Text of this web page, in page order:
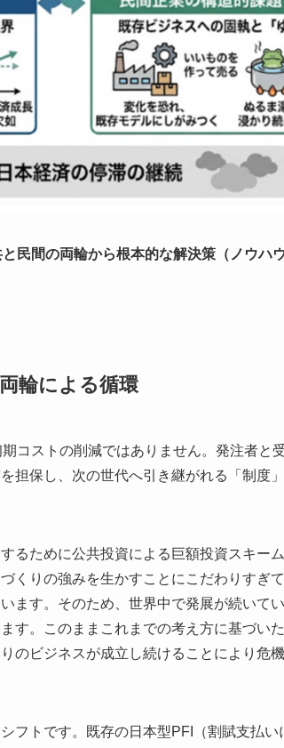
民間の両輪から根本的な解決策（ノウハ
輪による循環
コストの削減ではありません。発注者と
担保し、次の世代へ引き継がれる「制度
るために公共投資による巨額投資スキー
くりの強みを生かすことにこだわりすぎ
ます。そのため、世界中で発展が続いて
す。このままこれまでの考え方に基づい
のビジネスが成立し続けることにより危
フトです。既存の日本型PFI（割賦支払い